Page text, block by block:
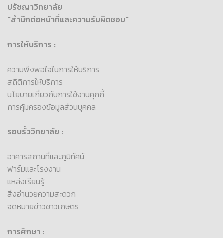
ปรัชญาวิทยาลัย
"สำนึกต่อหน้าที่และความรับผิดชอบ"
การให้บริการ :
ความพึงพอใจในการให้บริการ
สถิติการให้บริการ
นโยบายเกี่ยวกับการใช้งานคุกกี้
การคุ้มครองข้อมูลส่วนบุคคล
รอบรั้ววิทยาลัย :
อาคารสถานที่และภูมิทัศน์
ฟาร์มและโรงงาน
แหล่งเรียนรู้
สิ่งอำนวยความสะดวก
จดหมายข่าวชาวเกษตร
การศึกษา :